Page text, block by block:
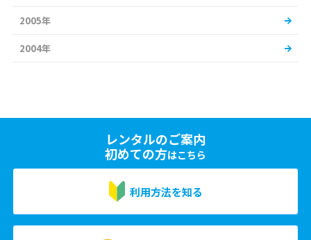
2005年
2004年
レンタルのご案内
初めての方はこちら
利用方法を知る